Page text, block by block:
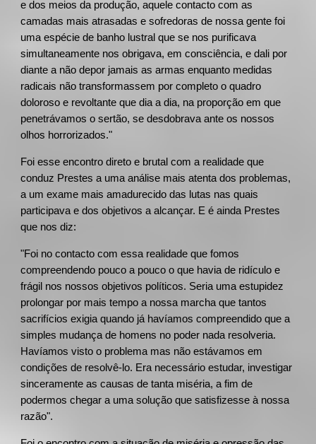
e dos meios da produção, aquele contacto com as
camadas mais atrasadas e sofredoras de nossa gente foi
uma espécie de banho lustral que se nos purificava
simultaneamente nos obrigava, em consciência, e dali por
diante a não depor jamais as armas enquanto medidas
radicais não transformassem por completo o quadro
doloroso e revoltante que dia a dia, na proporção em que
penetrávamos o sertão, se desdobrava ante os nossos
olhos horrorizados."
Foi esse encontro direto e brutal com a realidade que
conduz Prestes a uma análise mais atenta dos problemas,
a um exame mais amadurecido das lutas nas quais
participava e dos objetivos a alcançar. E é ainda Prestes
que nos diz:
"Foi no contacto com essa realidade que fomos
compreendendo pouco a pouco o que havia de ridículo e
frágil nos nossos objetivos políticos. Seria uma estupidez
prolongar por mais tempo a nossa marcha que tantos
sacrifícios exigia quando já havíamos compreendido que a
simples mudança de homens no poder nada resolveria.
Havíamos visto o problema mas não estávamos em
condições de resolvê-lo. Era necessário estudar, investigar
sinceramente as causas de tanta miséria, a fim de
podermos chegar a uma solução que satisfizesse à nossa
razão".